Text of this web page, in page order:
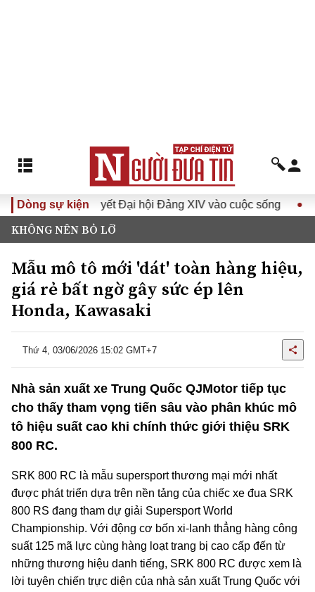
Dòng sự kiện
Đưa Nghị quyết Đại hội Đảng XIV vào cuộc sống Hướng
KHÔNG NÊN BỎ LỠ
Mẫu mô tô mới 'dát' toàn hàng hiệu,
giá rẻ bất ngờ gây sức ép lên
Honda, Kawasaki
Thứ 4, 03/06/2026 15:02 GMT+7
Nhà sản xuất xe Trung Quốc QJMotor tiếp tục
cho thấy tham vọng tiến sâu vào phân khúc mô
tô hiệu suất cao khi chính thức giới thiệu SRK
800 RC.
SRK 800 RC là mẫu supersport thương mại mới nhất
được phát triển dựa trên nền tảng của chiếc xe đua SRK
800 RS đang tham dự giải Supersport World
Championship. Với động cơ bốn xi-lanh thẳng hàng công
suất 125 mã lực cùng hàng loạt trang bị cao cấp đến từ
những thương hiệu danh tiếng, SRK 800 RC được xem là
lời tuyên chiến trực diện của nhà sản xuất Trung Quốc với